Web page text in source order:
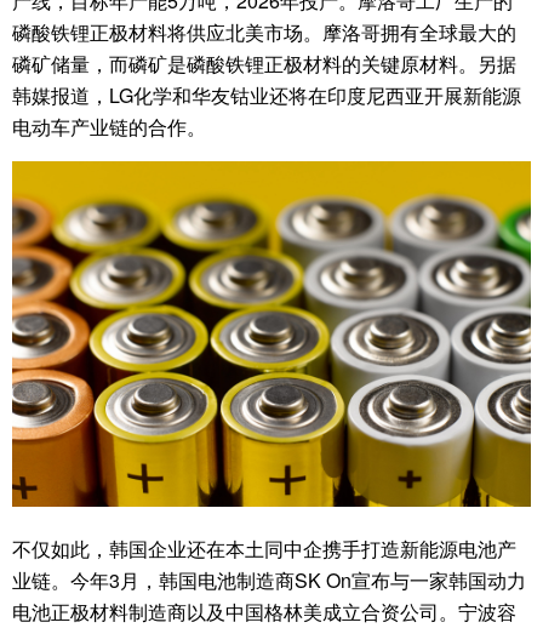
磷酸铁锂正极材料将供应北美市场。摩洛哥拥有全球最大的
磷矿储量，而磷矿是磷酸铁锂正极材料的关键原材料。另据
韩媒报道，LG化学和华友钴业还将在印度尼西亚开展新能源
电动车产业链的合作。
不仅如此，韩国企业还在本土同中企携手打造新能源电池产
业链。今年3月，韩国电池制造商SK On宣布与一家韩国动力
电池正极材料制造商以及中国格林美成立合资公司。宁波容